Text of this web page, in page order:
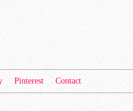
Pinterest Contact